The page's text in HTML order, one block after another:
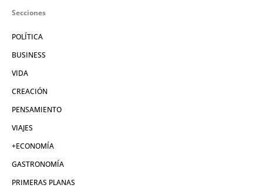
Secciones
POLÍTICA
BUSINESS
VIDA
CREACIÓN
PENSAMIENTO
VIAJES
+ECONOMÍA
GASTRONOMÍA
PRIMERAS PLANAS